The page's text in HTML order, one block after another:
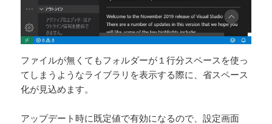
ファイルが無くてもフォルダーが１行分スペースを使っ
てしまうようなライブラリを表示する際に、省スペース
化が見込めます。
アップデート時に既定値で有効になるので、設定画面